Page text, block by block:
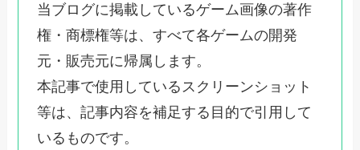
当ブログに掲載しているゲーム画像の著作
権・商標権等は、すべて各ゲームの開発
元・販売元に帰属します。
本記事で使用しているスクリーンショット
等は、記事内容を補足する目的で引用して
いるものです。